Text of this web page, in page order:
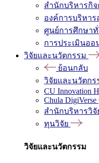
สำนักบริหารกิ
องค์การบริหา
ศูนย์การศึกษาทั่
การประเมินออ
วิจัยและนวัตกรรม
ย้อนกลับ
วิจัยและนวัตกร
CU Innovation
Chula DigiVerse
สำนักบริหารวิจั
ทุนวิจัย
วิจัยและนวัตกรรม